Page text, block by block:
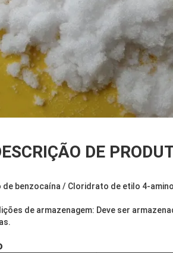
DE
de benzocaína / Cloridrato de etilo 4-
de armazenagem: Deve ser